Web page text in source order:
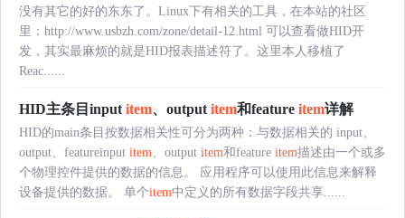
没有其它的好的东东了。Linux下有相关的工具，在本站的社区
里：http://www.usbzh.com/zone/detail-12.html 可以查看做HID开
发，其实最麻烦的就是HID报表描述符了。这里本人移植了
Reac......
HID主条目inputitem、outputitem和feature item详解
HID的main条目按数据相关性可分为两种：与数据相关的 input、
output、featureinput item、output item和feature item描述由一个或多
个物理控件提供的数据的信息。 应用程序可以使用此信息来解释
设备提供的数据。 单个item中定义的所有数据字段共享......